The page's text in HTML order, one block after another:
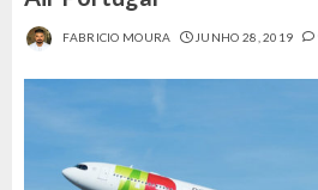
FABRICIO MOURA JUNHO 28, 2019